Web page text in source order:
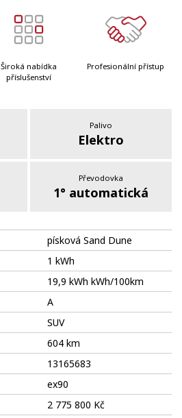
Široká nabídka
příslušenství
Profesionální přístup
Palivo
Elektro
Převodovka
1° automatická
písková Sand Dune
1 kWh
19,9 kWh kWh/100km
A
SUV
604 km
13165683
ex90
2 775 800 Kč